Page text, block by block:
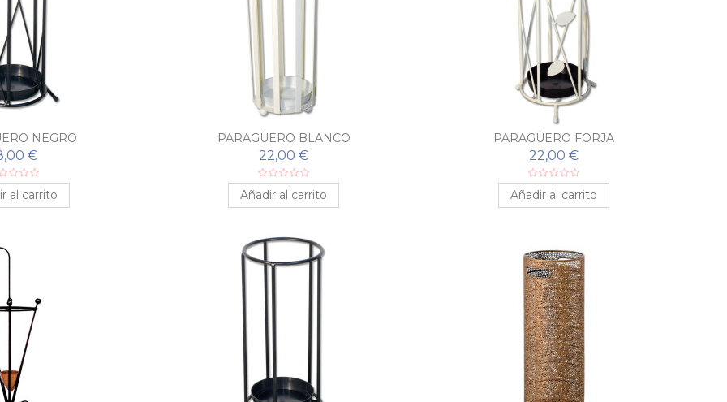
NEGRO
€
al carrito
PARAGÜERO BLANCO
22,00 €
Añadir al carrito
PARAGÜERO FORJA
22,00 €
Añadir al carrito